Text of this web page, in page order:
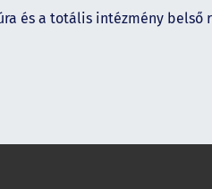
és a totális intézmény belső